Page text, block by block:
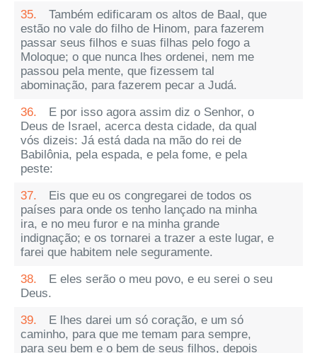
35.
Também edificaram os altos de Baal, que
estão no vale do filho de Hinom, para fazerem
passar seus filhos e suas filhas pelo fogo a
Moloque; o que nunca lhes ordenei, nem me
passou pela mente, que fizessem tal
abominação, para fazerem pecar a Judá.
36.
E por isso agora assim diz o Senhor, o
Deus de Israel, acerca desta cidade, da qual
vós dizeis: Já está dada na mão do rei de
Babilônia, pela espada, e pela fome, e pela
peste:
37.
Eis que eu os congregarei de todos os
países para onde os tenho lançado na minha
ira, e no meu furor e na minha grande
indignação; e os tornarei a trazer a este lugar, e
farei que habitem nele seguramente.
38.
E eles serão o meu povo, e eu serei o seu
Deus.
39.
E lhes darei um só coração, e um só
caminho, para que me temam para sempre,
para seu bem e o bem de seus filhos, depois